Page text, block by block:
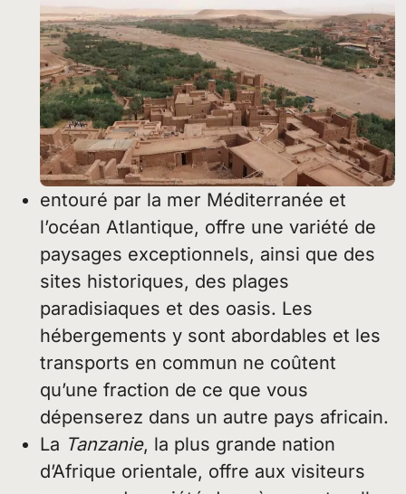
entouré par la mer Méditerranée et
l’océan Atlantique, offre une variété de
paysages exceptionnels, ainsi que des
sites historiques, des plages
paradisiaques et des oasis. Les
hébergements y sont abordables et les
transports en commun ne coûtent
qu’une fraction de ce que vous
dépenserez dans un autre pays africain.
La Tanzanie, la plus grande nation
d’Afrique orientale, offre aux visiteurs